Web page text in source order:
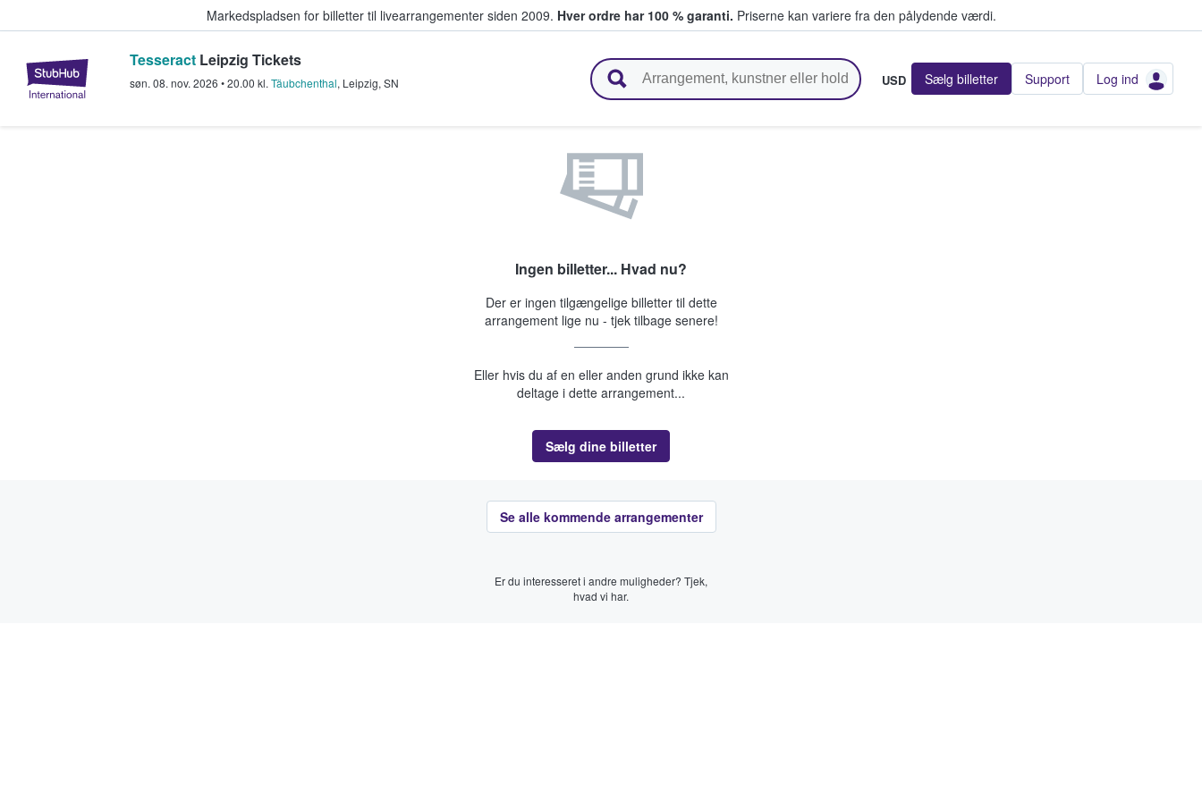
Markedspladsen for billetter til livearrangementer siden 2009. Hver ordre har 100 % garanti. Priserne kan variere fra den pålydende værdi.
StubHub - Hvor fans køber og sælger billetter
Tesseract Leipzig Tickets
søn. 08. nov. 2026 •20.00 kl. Täubchenthal, Leipzig, SN USD Sælg billetter Support Log ind
Ingen billetter... Hvad nu?
Der er ingen tilgængelige billetter til dette
arrangement lige nu - tjek tilbage senere!
Eller hvis du af en eller anden grund ikke kan
deltage i dette arrangement...
Sælg dine billetter
Se alle kommende arrangementer
Er du interesseret i andre muligheder? Tjek,
hvad vi har.